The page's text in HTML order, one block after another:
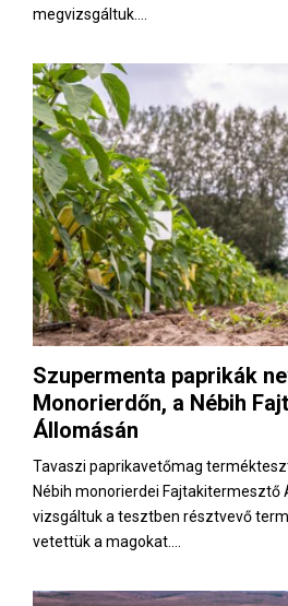
megvizsgáltuk....
Szupermenta paprikák
Monorierdőn, a Nébih
Állomásán
Tavaszi paprikavetőmag
Nébih monorierdei Fajtakitermesztő
vizsgáltuk a tesztben résztvevő
vetettük a magokat....